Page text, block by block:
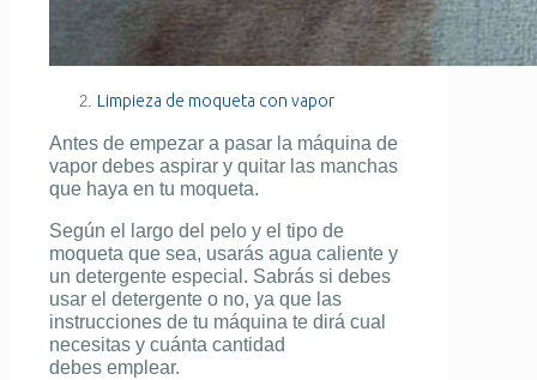
Limpieza de moqueta con vapor
Antes de empezar a pasar la máquina de
vapor debes aspirar y quitar las manchas
que haya en tu moqueta.
Según el largo del pelo y el tipo de
moqueta que sea, usarás agua caliente y
un detergente especial. Sabrás si debes
usar el detergente o no, ya que las
instrucciones de tu máquina te dirá cual
necesitas y cuánta cantidad
debes emplear.